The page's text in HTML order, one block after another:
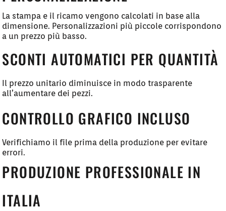
La stampa e il ricamo vengono calcolati in base alla
dimensione. Personalizzazioni più piccole corrispondono
a un prezzo più basso.
SCONTI AUTOMATICI PER QUANTITÀ
Il prezzo unitario diminuisce in modo trasparente
all’aumentare dei pezzi.
CONTROLLO GRAFICO INCLUSO
Verifichiamo il file prima della produzione per evitare
errori.
PRODUZIONE PROFESSIONALE IN
ITALIA